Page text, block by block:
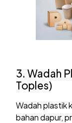
3. Wadah
Toples)
Wadah plastik
bahan dapur,